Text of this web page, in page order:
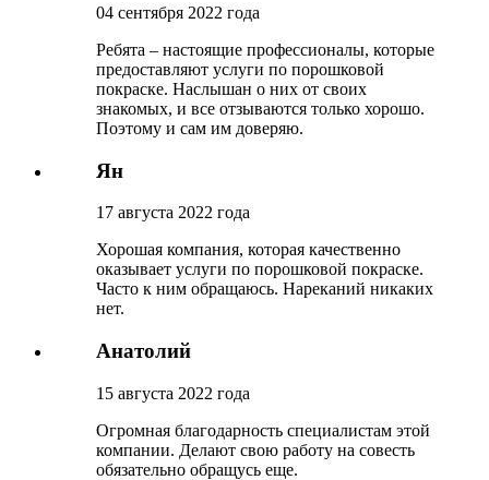
04 сентября 2022 года
Ребята – настоящие профессионалы, которые
предоставляют услуги по порошковой
покраске. Наслышан о них от своих
знакомых, и все отзываются только хорошо.
Поэтому и сам им доверяю.
Ян
17 августа 2022 года
Хорошая компания, которая качественно
оказывает услуги по порошковой покраске.
Часто к ним обращаюсь. Нареканий никаких
нет.
Анатолий
15 августа 2022 года
Огромная благодарность специалистам этой
компании. Делают свою работу на совесть
обязательно обращусь еще.